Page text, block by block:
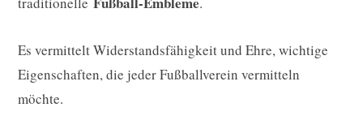
Es vermittelt Widerstandsfähigkeit und Ehre, wichtige
Eigenschaften, die jeder Fußballverein vermitteln
möchte.